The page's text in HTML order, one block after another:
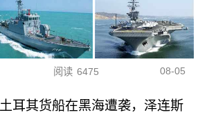
阅读 6475 08-05
土耳其货船在黑海遭袭，泽连斯